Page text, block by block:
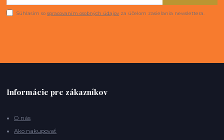
Súhlasím sospracovaním osobných údajov za účelom zasielania newslettera.
Informácie pre zákazníkov
O nás
Ako nakupovať